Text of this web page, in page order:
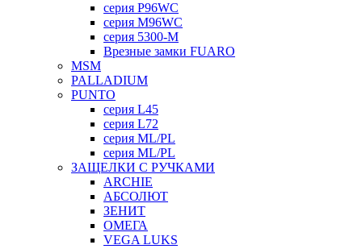
серия P96WC
серия M96WC
серия 5300-M
Врезные замки FUARO
MSM
PALLADIUM
PUNTO
серия L45
серия L72
серия ML/PL
серия ML/PL
ЗАЩЕЛКИ С РУЧКАМИ
ARCHIE
АБСОЛЮТ
ЗЕНИТ
ОМЕГА
VEGA LUKS